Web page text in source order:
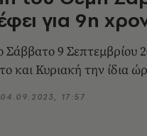
για 9η
Σάββατο 9 Σεπτεμβρίου
και Κυριακή την ίδια
04.09.2023, 17:57